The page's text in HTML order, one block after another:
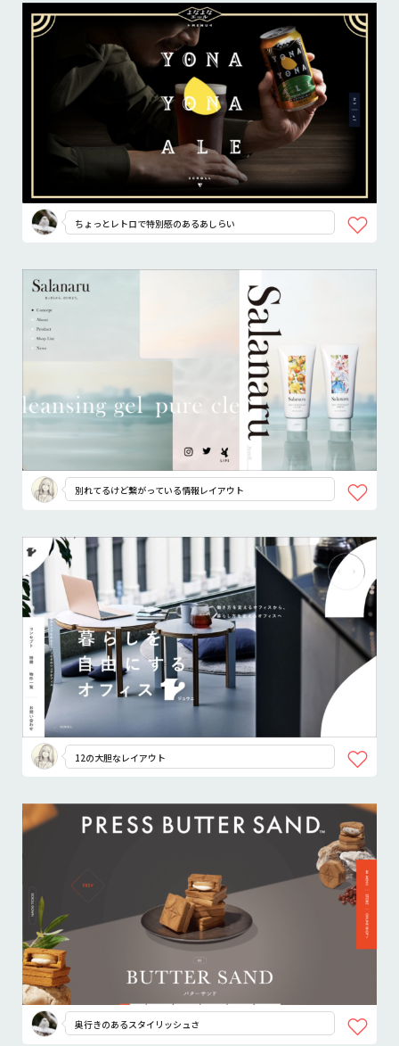
ちょっとレトロで特別感のあるあしらい
別れてるけど繋がっている情報レイアウト
12の大胆なレイアウト
奥行きのあるスタイリッシュさ